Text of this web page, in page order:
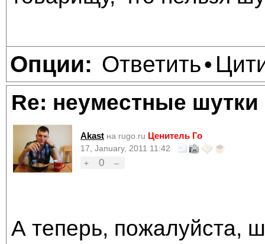
Опции: Ответить•
Re: неуместные шутки
Akast на rugo.ru Ценитель Го
17, January, 2011 11:42
+
0 –
А теперь, пожалуйста,